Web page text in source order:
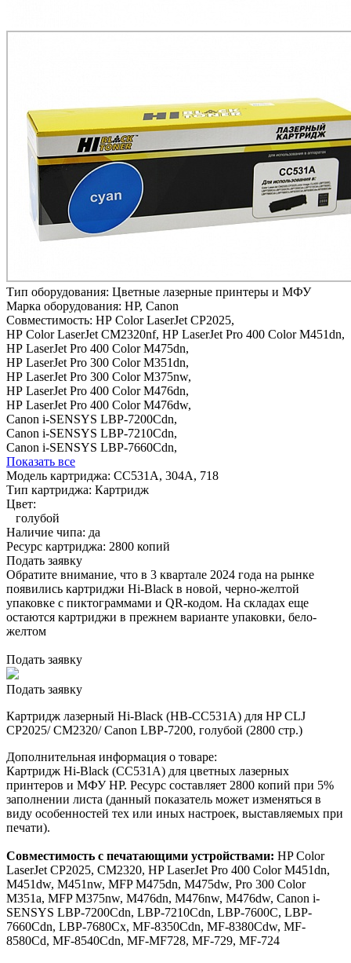
Тип оборудования: Цветные лазерные принтеры и МФУ
Марка оборудования: HP, Canon
Совместимость: HP Color LaserJet CP2025,
HP Color LaserJet CM2320nf, HP LaserJet Pro 400 Color M451dn,
HP LaserJet Pro 400 Color M475dn,
HP LaserJet Pro 300 Color M351dn,
HP LaserJet Pro 300 Color M375nw,
HP LaserJet Pro 400 Color M476dn,
HP LaserJet Pro 400 Color M476dw,
Canon i-SENSYS LBP-7200Cdn,
Canon i-SENSYS LBP-7210Cdn,
Canon i-SENSYS LBP-7660Cdn,
Показать все
Модель картриджа: CC531A, 304A, 718
Тип картриджа: Картридж
Цвет:
голубой
Наличие чипа: да
Ресурс картриджа: 2800 копий
Подать заявку
Обратите внимание, что в 3 квартале 2024 года на рынке
появились картриджи Hi-Black в новой, черно-желтой
упаковке с пиктограммами и QR-кодом. На складах еще
остаются картриджи в прежнем варианте упаковки, бело-
желтом
Подать заявку
Подать заявку
Картридж лазерный Hi-Black (HB-CC531A) для HP CLJ
CP2025/ CM2320/ Canon LBP-7200, голубой (2800 стр.)
Дополнительная информация о товаре:
Картридж Hi-Black (CC531A) для цветных лазерных
принтеров и МФУ HP. Ресурс составляет 2800 копий при 5%
заполнении листа (данный показатель может изменяться в
виду особенностей тех или иных настроек, выставляемых при
печати).
Совместимость с печатающими устройствами: HP Color
LaserJet CP2025, CM2320, HP LaserJet Pro 400 Color M451dn,
M451dw, M451nw, MFP M475dn, M475dw, Pro 300 Color
M351a, MFP M375nw, M476dn, M476nw, M476dw, Canon i-
SENSYS LBP-7200Cdn, LBP-7210Cdn, LBP-7600C, LBP-
7660Cdn, LBP-7680Cx, MF-8350Cdn, MF-8380Cdw, MF-
8580Cd, MF-8540Cdn, MF-MF728, MF-729, MF-724